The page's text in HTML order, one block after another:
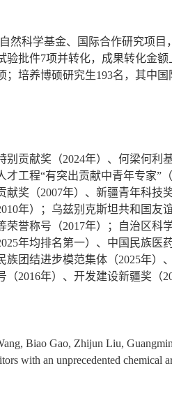
然科学基金、国际合作研究项目
验批件7项并转化，成果转化金
；培养博硕研究生193名，其中
献奖（2024年）、何梁何利
工程“有突出贡献中青年专家”
奖（2007年）、新疆青年科技
年）；乌兹别克斯坦共和国
誉称号（2017年）；自治区科
年均排名第一）、中国民族医
团结进步模范集体（2025年）
2016年）、开发建设新疆奖（
Biao Gao, Zhijun Liu,
with an unprecedented chemical